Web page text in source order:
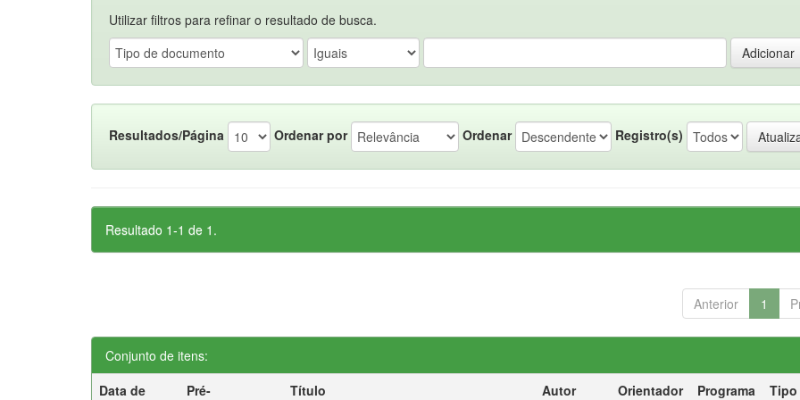
Utilizar filtros para refinar o resultado de busca.
Resultados/Página Ordenar por Ordenar Registro(s)
Resultado 1-1 de 1.
Anterior 1
Conjunto de itens:
Data de
Pré-
Título Autor Orientador Programa
Tipo